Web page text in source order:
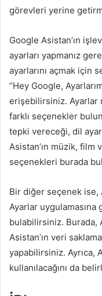
görevleri yerine
Google Asistan’ın
ayarları yapmanız
ayarlarını açmak için
“Hey Google,
erişebilirsiniz. Ayarlar
farklı seçenekler
tepki vereceği, dil
Asistan’ın müzik,
seçenekleri burada
Bir diğer seçenek ise,
Ayarlar
bulabilirsiniz. Burada,
Asistan’ın veri
yapabilirsiniz. Ayrıca,
kullanılacağını da